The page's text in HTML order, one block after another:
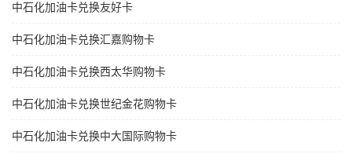
中石化加油卡兑换友好卡
中石化加油卡兑换汇嘉购物卡
中石化加油卡兑换西太华购物卡
中石化加油卡兑换世纪金花购物卡
中石化加油卡兑换中大国际购物卡